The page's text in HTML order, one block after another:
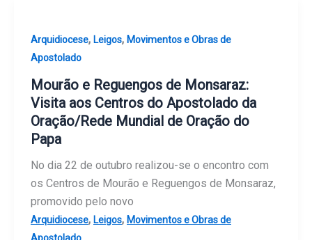
Arquidiocese, Leigos, Movimentos e Obras de
Apostolado
Mourão e Reguengos de Monsaraz:
Visita aos Centros do Apostolado da
Oração/Rede Mundial de Oração do
Papa
No dia 22 de outubro realizou-se o encontro com
os Centros de Mourão e Reguengos de Monsaraz,
promovido pelo novo
Arquidiocese, Leigos, Movimentos e Obras de
Apostolado